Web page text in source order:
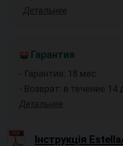
Детальнее
Гарантия
- Гарантия: 18 мес
- Возврат: в течение 14
Детальнее
Інструкція